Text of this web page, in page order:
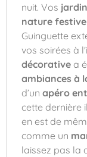
nuit. Vos
nature festive
Guinguette
vos soirées à
décorative a
ambiances à
d’un apéro
cette dernière
en est de
comme un
laissez pas la